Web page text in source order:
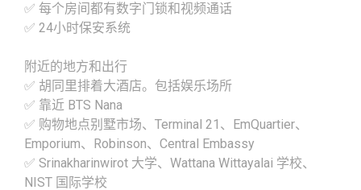
✅ 每个房间都有数字门锁和视频通话
✅ 24小时保安系统
附近的地方和出行
✅ 胡同里排着大酒店。包括娱乐场所
✅ 靠近 BTS Nana
✅ 购物地点别墅市场、Terminal 21、EmQuartier、
Emporium、Robinson、Central Embassy
✅ Srinakharinwirot 大学、Wattana Wittayalai 学校、
NIST 国际学校